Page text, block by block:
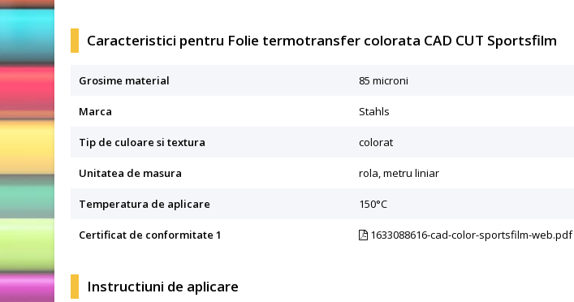
Caracteristici pentru Folie termotransfer colorata CAD CUT Sportsfilm
Grosime material 85 microni
Marca Stahls
Tip de culoare si textura colorat
Unitatea de masura rola, metru liniar
Temperatura de aplicare 150°C
Certificat de conformitate 1 1633088616-cad-color-sportsfilm-web.pdf
Instructiuni de aplicare